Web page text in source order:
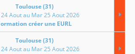
Toulouse (31)
24 Aout au Mar 25 Aout 2026
créer une EURL
Toulouse (31)
24 Aout au Mar 25 Aout 2026